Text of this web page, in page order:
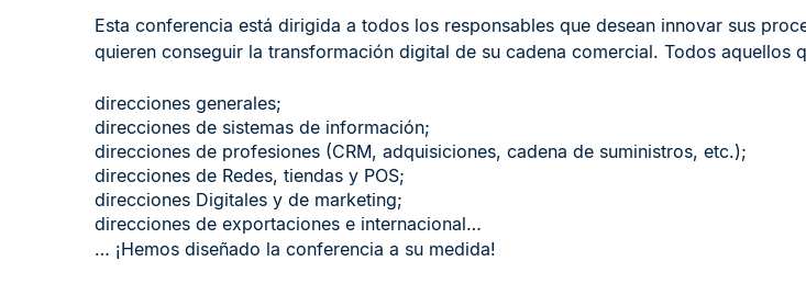
Esta conferencia está dirigida a todos los responsables que desean innovar sus
quieren conseguir la transformación digital de su cadena comercial. Todos aquellos
direcciones generales;
direcciones de sistemas de información;
direcciones de profesiones (CRM, adquisiciones, cadena de suministros, etc.);
direcciones de Redes, tiendas y POS;
direcciones Digitales y de marketing;
direcciones de exportaciones e internacional…
… ¡Hemos diseñado la conferencia a su medida!